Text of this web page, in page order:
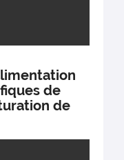
de
de